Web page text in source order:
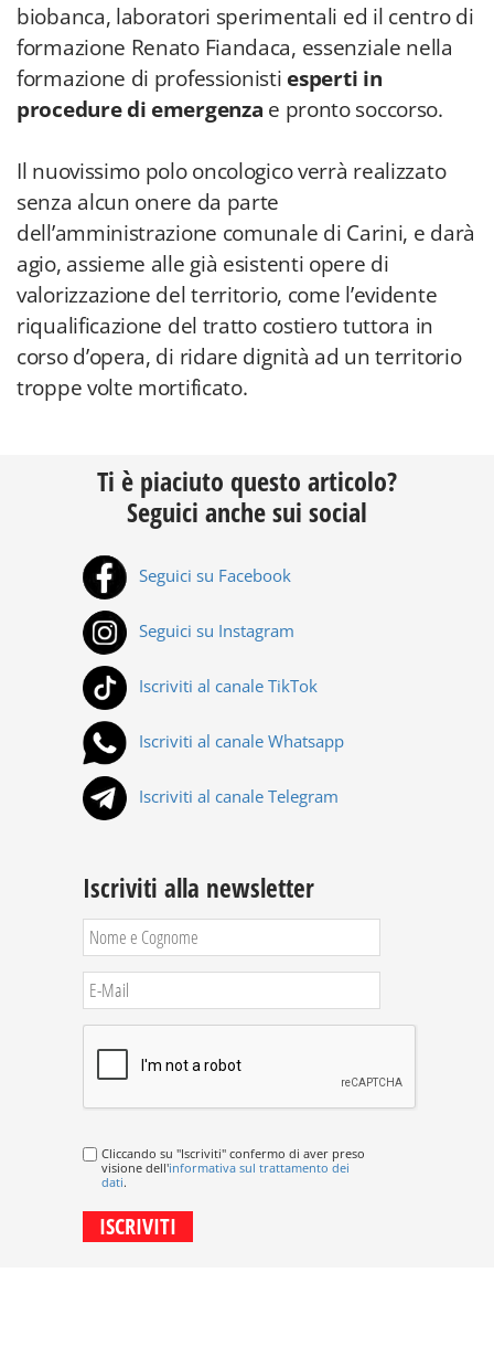
biobanca, laboratori sperimentali ed il centro di
formazione Renato Fiandaca, essenziale nella
formazione di professionisti esperti in
procedure di emergenza e pronto soccorso.
Il nuovissimo polo oncologico verrà realizzato
senza alcun onere da parte
dell’amministrazione comunale di Carini, e darà
agio, assieme alle già esistenti opere di
valorizzazione del territorio, come l’evidente
riqualificazione del tratto costiero tuttora in
corso d’opera, di ridare dignità ad un territorio
troppe volte mortificato.
Ti è piaciuto questo articolo?
Seguici anche sui social
Seguici su Facebook
Seguici su Instagram
Iscriviti al canale TikTok
Iscriviti al canale Whatsapp
Iscriviti al canale Telegram
Iscriviti alla newsletter
Cliccando su "Iscriviti" confermo di aver preso
visione dell'informativa sul trattamento dei
dati.